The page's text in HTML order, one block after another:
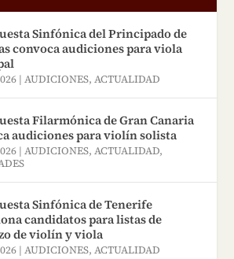
Sinfónica del Principado de
convoca audiciones para viola
|AUDICIONES,ACTUALIDAD
Filarmónica de Gran Canaria
audiciones para violín solista
|AUDICIONES,ACTUALIDAD,
Sinfónica de Tenerife
candidatos para listas de
de violín y viola
|AUDICIONES,ACTUALIDAD